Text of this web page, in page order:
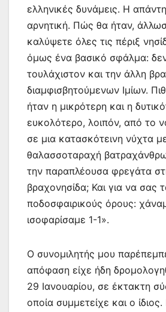
ελληνικές δυνάμεις. Η
αρνητική. Πώς θα ήταν,
καλύψετε όλες τις πέριξ
όμως ένα βασικό σφάλμα:
τουλάχιστον και την άλλη
διαμφισβητούμενων Ιμίων.
ήταν η μικρότερη και η
ευκολότερο, λοιπόν, από το
σε μια κατασκότεινη νύχτα
θαλασσοταραχή
την παραπλέουσα φρεγάτα
βραχονησίδα; Και για να σας
ποδοσφαιρικούς όρους:
ισοφαρίσαμε 1-1».
Ο συνομιλητής μου
απόφαση είχε ήδη
29 Ιανουαρίου, σε έκτακτη
οποία συμμετείχε και ο